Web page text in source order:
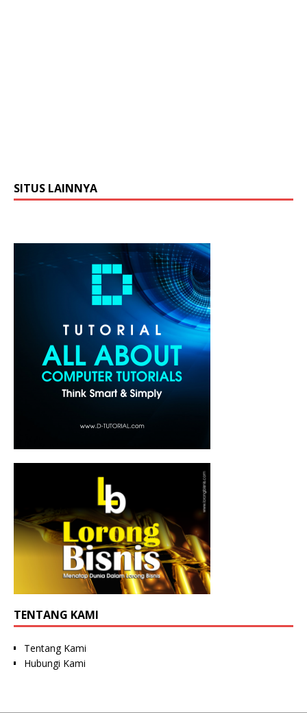
SITUS LAINNYA
TENTANG KAMI
Tentang Kami
Hubungi Kami